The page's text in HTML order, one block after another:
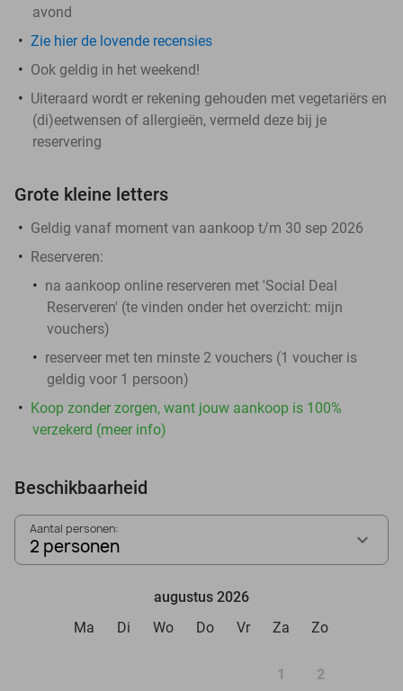
avond
Zie hier de lovende recensies
Ook geldig in het weekend!
Uiteraard wordt er rekening gehouden met vegetariërs en
(di)eetwensen of allergieën, vermeld deze bij je
reservering
Grote kleine letters
Geldig vanaf moment van aankoop t/m 30 sep 2026
Reserveren:
na aankoop online reserveren met 'Social Deal
Reserveren' (te vinden onder het overzicht: mijn
vouchers)
reserveer met ten minste 2 vouchers (1 voucher is
geldig voor 1 persoon)
Koop zonder zorgen, want jouw aankoop is 100%
verzekerd (meer info)
Beschikbaarheid
Aantal personen:
2 personen
augustus 2026
Ma
Di Wo Do Vr Za Zo
1 2